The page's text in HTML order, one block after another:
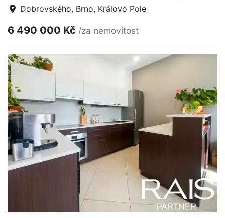
Dobrovského, Brno, Královo Pole
6 490 000 Kč /za nemovitost